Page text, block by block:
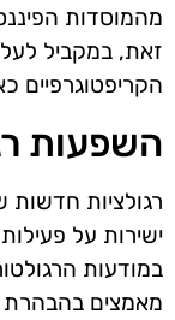
מהמוסדות
זאת, במקביל
הקריפטוגרפיים
השפעות
רגולציות חדשות
ישירות על
במודעות
מאמצים בהבהרת